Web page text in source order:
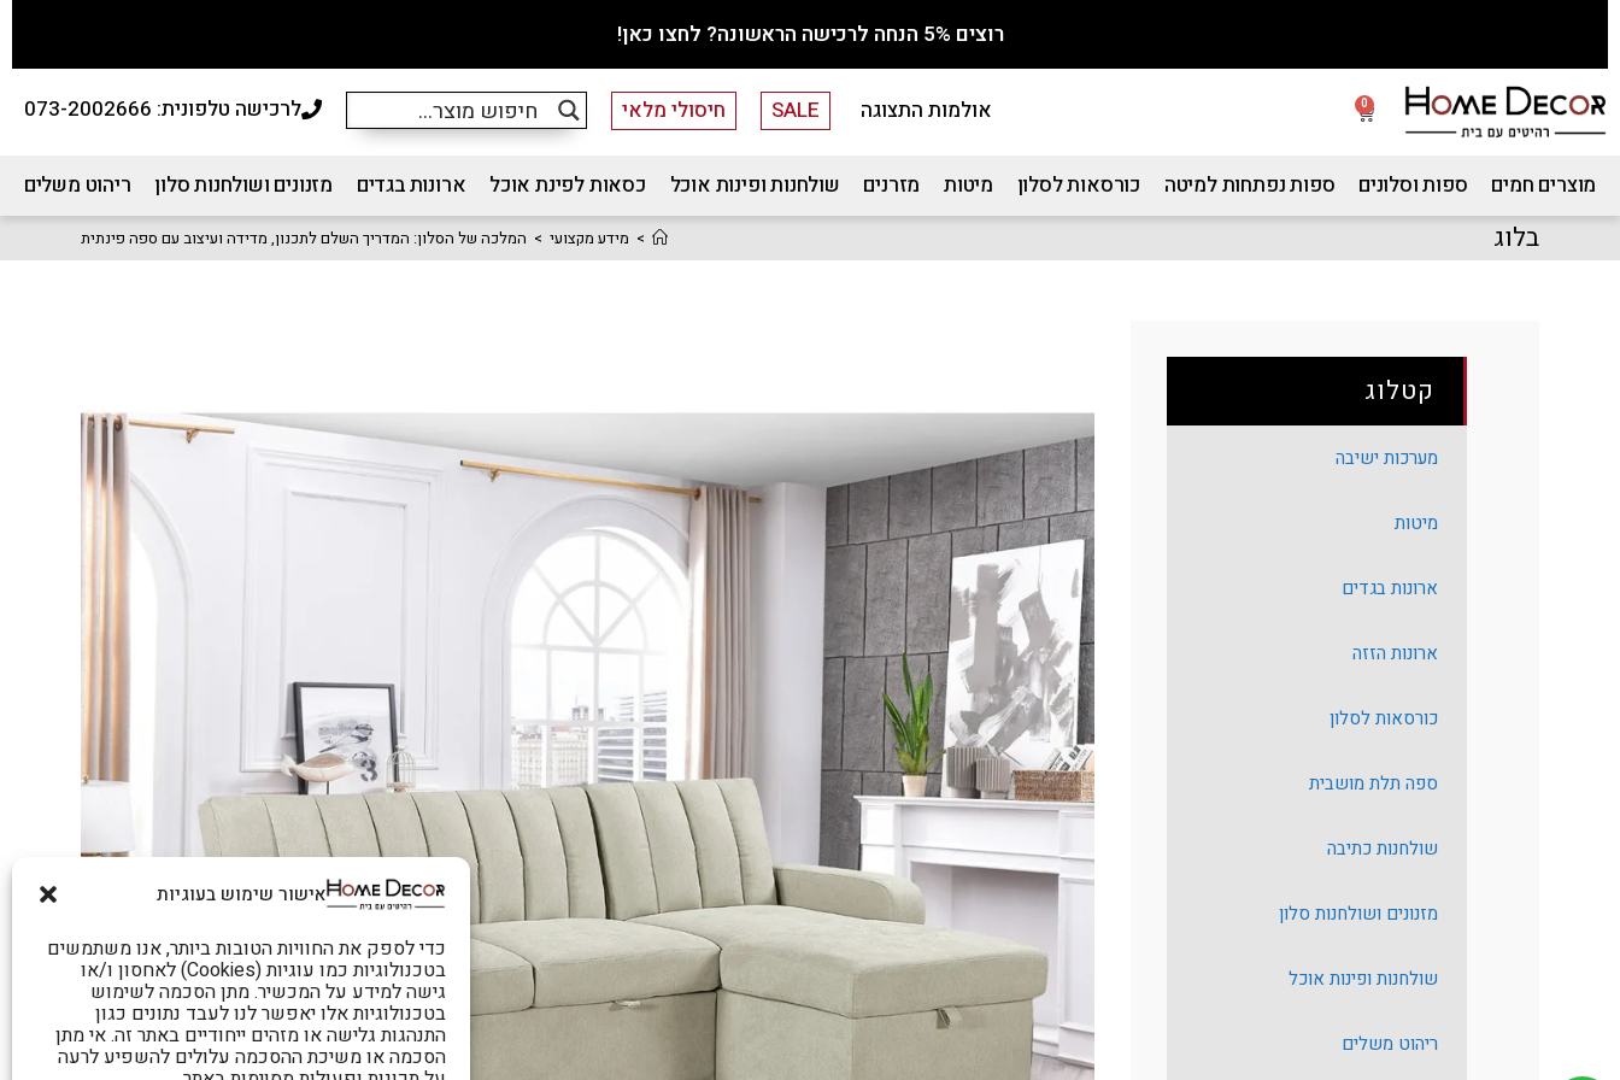
אישור שימוש בעוגיות
כדי לספק את החוויות הטובות ביותר, אנו משתמשים
בטכנולוגיות כמו עוגיות (Cookies) לאחסון ו/או
גישה למידע על המכשיר. מתן הסכמה לשימוש
בטכנולוגיות אלו יאפשר לנו לעבד נתונים כגון
התנהגות גלישה או מזהים ייחודיים באתר זה. אי מתן
הסכמה או משיכת ההסכמה עלולים להשפיע לרעה
רוצים 5% הנחה לרכישה הראשונה? לחצו כאן!
0 אולמות התצוגה SALE חיסולי מלאי לרכישה טלפונית: 073-2002666
מוצרים חמים ספות וסלונים ספות נפתחות למיטה כורסאות לסלון מיטות מזרנים שולחנות ופינות אוכל כסאות לפינת אוכל ארונות בגדים מזנונים ושולחנות סלון ריהוט משלים
בלוג > מידע מקצועי > המלכה של הסלון: המדריך השלם לתכנון, מדידה ועיצוב עם ספה פינתית
קטלוג
מערכות ישיבה
מיטות
ארונות בגדים
ארונות הזזה
כורסאות לסלון
ספה תלת מושבית
שולחנות כתיבה
מזנונים ושולחנות סלון
שולחנות ופינות אוכל
ריהוט משלים